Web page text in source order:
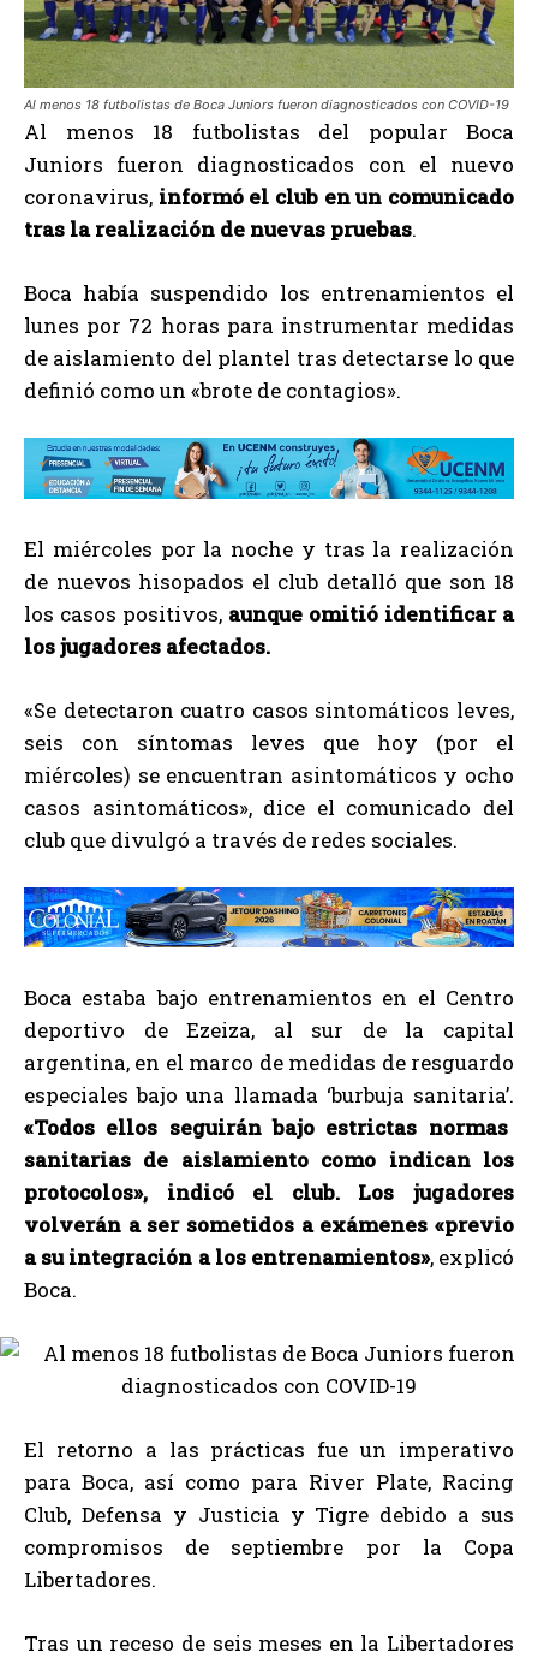
Al menos 18 futbolistas de Boca Juniors fueron diagnosticados con COVID-19
Al menos 18 futbolistas del popular Boca
Juniors fueron diagnosticados con el nuevo
coronavirus, informó el club en un comunicado
tras la realización de nuevas pruebas.
Boca había suspendido los entrenamientos el
lunes por 72 horas para instrumentar medidas
de aislamiento del plantel tras detectarse lo que
definió como un «brote de contagios».
El miércoles por la noche y tras la realización
de nuevos hisopados el club detalló que son 18
los casos positivos, aunque omitió identificar a
los jugadores afectados.
«Se detectaron cuatro casos sintomáticos leves,
seis con síntomas leves que hoy (por el
miércoles) se encuentran asintomáticos y ocho
casos asintomáticos», dice el comunicado del
club que divulgó a través de redes sociales.
Boca estaba bajo entrenamientos en el Centro
deportivo de Ezeiza, al sur de la capital
argentina, en el marco de medidas de resguardo
especiales bajo una llamada ‘burbuja sanitaria’.
«Todos ellos seguirán bajo estrictas normas
sanitarias de aislamiento como indican los
protocolos», indicó el club. Los jugadores
volverán a ser sometidos a exámenes «previo
a su integración a los entrenamientos», explicó
Boca.
El retorno a las prácticas fue un imperativo
para Boca, así como para River Plate, Racing
Club, Defensa y Justicia y Tigre debido a sus
compromisos de septiembre por la Copa
Libertadores.
Tras un receso de seis meses en la Libertadores